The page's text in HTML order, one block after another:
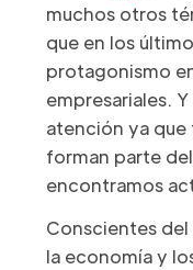
muchos otros
que en los
protagonismo
empresariales.
atención ya
forman parte
encontramos
Conscientes
la economía y